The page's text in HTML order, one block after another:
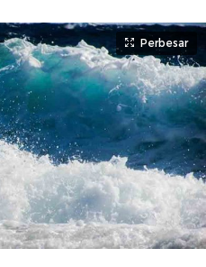
Perbesar